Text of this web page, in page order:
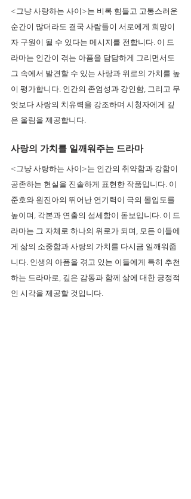
<그냥 사랑하는 사이>는 비록 힘들고 고통스러운
순간이 많더라도 결국 사람들이 서로에게 희망이
자 구원이 될 수 있다는 메시지를 전합니다. 이 드
라마는 인간이 겪는 아픔을 담담하게 그리면서도
그 속에서 발견할 수 있는 사랑과 위로의 가치를 높
이 평가합니다. 인간의 존엄성과 강인함, 그리고 무
엇보다 사랑의 치유력을 강조하며 시청자에게 깊
은 울림을 제공합니다.
사랑의 가치를 일깨워주는 드라마
<그냥 사랑하는 사이>는 인간의 취약함과 강함이
공존하는 현실을 진솔하게 표현한 작품입니다. 이
준호와 원진아의 뛰어난 연기력이 극의 몰입도를
높이며, 각본과 연출의 섬세함이 돋보입니다. 이 드
라마는 그 자체로 하나의 위로가 되며, 모든 이들에
게 삶의 소중함과 사랑의 가치를 다시금 일깨워줍
니다. 인생의 아픔을 겪고 있는 이들에게 특히 추천
하는 드라마로, 깊은 감동과 함께 삶에 대한 긍정적
인 시각을 제공할 것입니다.